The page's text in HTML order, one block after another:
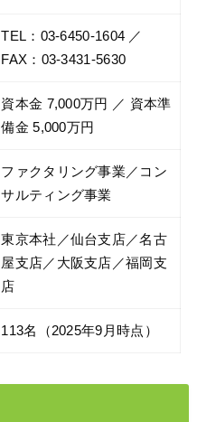
TEL：03-6450-1604 ／
FAX：03-3431-5630
資本金 7,000万円 ／ 資本準
備金 5,000万円
ファクタリング事業／コン
サルティング事業
東京本社／仙台支店／名古
屋支店／大阪支店／福岡支
店
113名（2025年9月時点）